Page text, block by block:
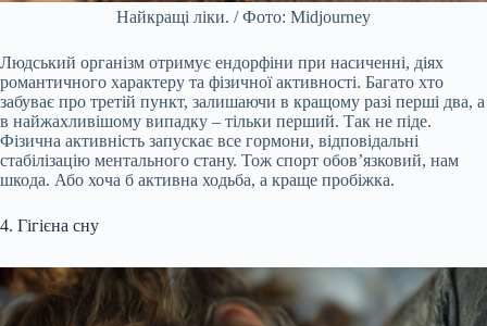
Найкращі ліки. / Фото: Midjourney
Людський організм отримує ендорфіни при насиченні, діях
романтичного характеру та фізичної активності. Багато хто
забуває про третій пункт, залишаючи в кращому разі перші два, а
в найжахливішому випадку – тільки перший. Так не піде.
Фізична активність запускає все гормони, відповідальні
стабілізацію ментального стану. Тож спорт обов’язковий, нам
шкода. Або хоча б активна ходьба, а краще пробіжка.
4. Гігієна сну